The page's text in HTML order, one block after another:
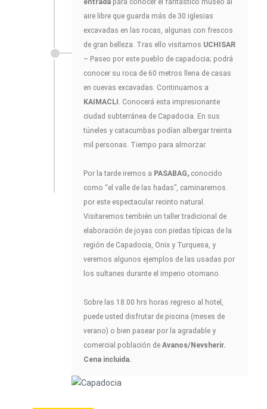
aire libre que guarda más de 30 iglesias
excavadas en las rocas, algunas con frescos
de gran belleza. Tras ello visitamos UCHISAR
– Paseo por este pueblo de capadocia; podrá
conocer su roca de 60 metros llena de casas
en cuevas excavadas. Continuamos a
KAIMACLI . Conocerá esta impresionante
ciudad subterránea de Capadocia. En sus
túneles y catacumbas podían albergar treinta
mil personas. Tiempo para almorzar.
Por la tarde iremos a PASABAG, conocido
como “el valle de las hadas”, caminaremos
por este espectacular recinto natural.
Visitaremos tembién un taller tradicional de
elaboración de joyas con piedas típicas de la
región de Capadocia, Onix y Turquesa, y
veremos algunos ejemplos de las usadas por
los sultanes durante el imperio otomano.
Sobre las 18.00 hrs horas regreso al hotel,
puede usted disfrutar de piscina (meses de
verano) o bien pasear por la agradable y
comercial población de Avanos/Nevsherir.
Cena incluida.